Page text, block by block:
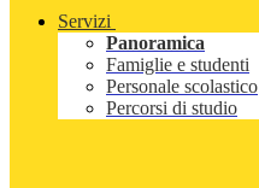
Servizi
Panoramica
Famiglie e studenti
Personale scolastico
Percorsi di studio